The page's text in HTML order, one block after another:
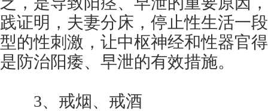
践证明，夫妻分床，停止性生活一
型的性刺激，让中枢神经和性器官
是防治阳痿、早泄的有效措施。
3、戒烟、戒酒